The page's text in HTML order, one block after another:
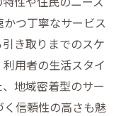
で空間をスッキ
リした生活空間
得られるメリッ
つ丁寧なサービス
き取りまでのスケ
用者の生活スタイ
地域密着型のサー
信頼性の高さも魅